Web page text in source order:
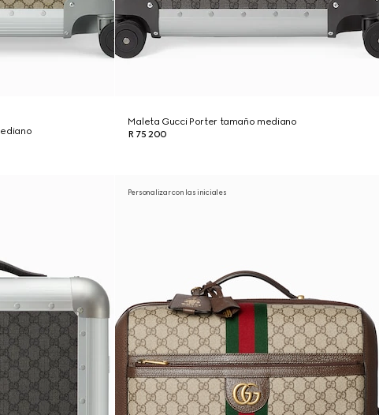
Maleta Gucci Porter tamaño mediano
R 75 200
Personalizar con las iniciales